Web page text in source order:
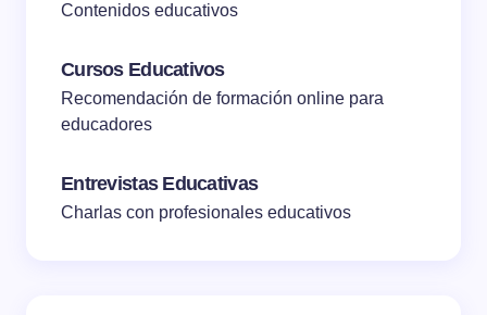
Contenidos educativos
Cursos Educativos
Recomendación de formación online para
educadores
Entrevistas Educativas
Charlas con profesionales educativos